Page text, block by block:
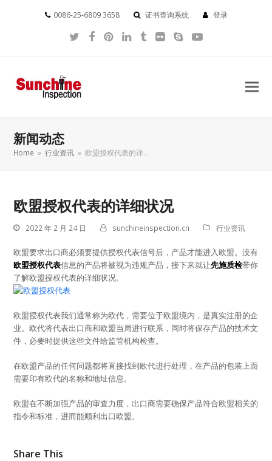
0086-25-6809 3658 证书查询系统 登录
Twitter
Facebook
Pinterest
LinkedIn
Tumblr
FlickrSkypeYouTube
新闻动态
Home » 行业资讯 » 欧盟授权代表的详…
欧盟授权代表的详细状况
2022 年 2 月 24 日 sunchineinspection.cn 行业资讯
欧盟要求出口商必须要提供授权代表信号后，产品才能进入欧盟。没有
欧盟授权代表信息的产品将被视为违规产品，接下来就让先施质检带你
了解欧盟授权代表的详细状况。
欧盟授权代表我们通常称为欧代，需要位于欧盟境内，是真实注册的企
业。欧代将代表出口商和欧盟当局进行联系，同时将保存产品的技术文
件，必要时提供这些文件给监管机构检查。
在欧盟产品的任何问题都将直接找到欧代进行处理，在产品的包装上面
需要印有欧代的名称和地址信息。
欧盟在不断加强产品的审查力度，出口商需要确保产品符合欧盟相关的
指令和标准，进而能顺利出口欧盟。
Share This